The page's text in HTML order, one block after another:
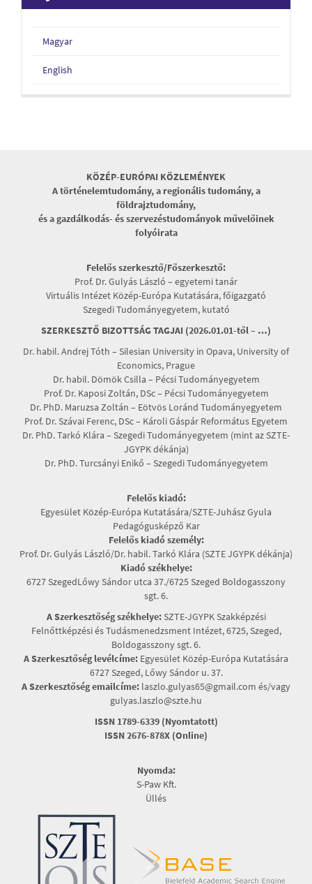
Magyar
English
KÖZÉP-EURÓPAI KÖZLEMÉNYEK
A történelemtudomány, a regionális tudomány, a
földrajztudomány,
és a gazdálkodás- és szervezéstudományok művelőinek
folyóirata
Felelős szerkesztő/Főszerkesztő:
Prof. Dr. Gulyás László – egyetemi tanár
Virtuális Intézet Közép-Európa Kutatására, főigazgató
Szegedi Tudományegyetem, kutató
SZERKESZTŐ BIZOTTSÁG TAGJAI (2026.01.01-től – …)
Dr. habil. Andrej Tóth – Silesian University in Opava, University of
Economics, Prague
Dr. habil. Dömök Csilla – Pécsi Tudományegyetem
Prof. Dr. Kaposi Zoltán, DSc – Pécsi Tudományegyetem
Dr. PhD. Maruzsa Zoltán – Eötvös Loránd Tudományegyetem
Prof. Dr. Szávai Ferenc, DSc – Károli Gáspár Református Egyetem
Dr. PhD. Tarkó Klára – Szegedi Tudományegyetem (mint az SZTE-
JGYPK dékánja)
Dr. PhD. Turcsányi Enikő – Szegedi Tudományegyetem
Felelős kiadó:
Egyesület Közép-Európa Kutatására/SZTE-Juhász Gyula
Pedagógusképző Kar
Felelős kiadó személy:
Prof. Dr. Gulyás László/Dr. habil. Tarkó Klára (SZTE JGYPK dékánja)
Kiadó székhelye:
6727 SzegedLőwy Sándor utca 37./6725 Szeged Boldogasszony
sgt. 6.
A Szerkesztőség székhelye:SZTE-JGYPK Szakképzési
Felnőttképzési és Tudásmenedzsment Intézet, 6725, Szeged,
Boldogasszony sgt. 6.
A Szerkesztőség levélcíme: Egyesület Közép-Európa Kutatására
6727 Szeged, Lőwy Sándor u. 37.
A Szerkesztőség emailcíme: laszlo.gulyas65@gmail.com és/vagy
gulyas.laszlo@szte.hu
ISSN 1789-6339 (Nyomtatott)
ISSN 2676-878X (Online)
Nyomda:
S-Paw Kft.
Üllés